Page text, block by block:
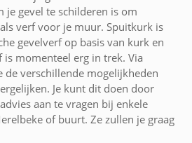
je gevel te schilderen is om
verf voor je muur. Spuitkurk is
gevelverf op basis van kurk en
is momenteel erg in trek. Via
de verschillende mogelijkheden
Je kunt dit doen door
aan te vragen bij enkele
of buurt. Ze zullen je graag